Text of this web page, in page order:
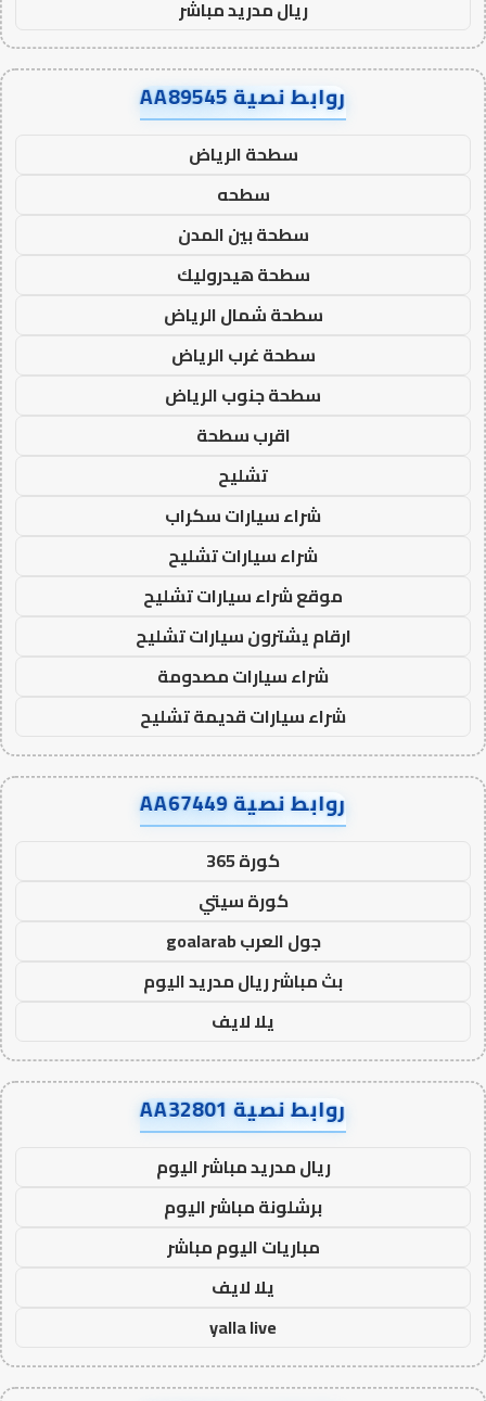
ريال مدريد مباشر
روابط نصية AA89545
سطحة الرياض
سطحه
سطحة بين المدن
سطحة هيدروليك
سطحة شمال الرياض
سطحة غرب الرياض
سطحة جنوب الرياض
اقرب سطحة
تشليح
شراء سيارات سكراب
شراء سيارات تشليح
موقع شراء سيارات تشليح
ارقام يشترون سيارات تشليح
شراء سيارات مصدومة
شراء سيارات قديمة تشليح
روابط نصية AA67449
كورة 365
كورة سيتي
جول العرب goalarab
بث مباشر ريال مدريد اليوم
يلا لايف
روابط نصية AA32801
ريال مدريد مباشر اليوم
برشلونة مباشر اليوم
مباريات اليوم مباشر
يلا لايف
yalla live